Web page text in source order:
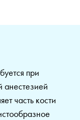
при
анестезией
часть кости